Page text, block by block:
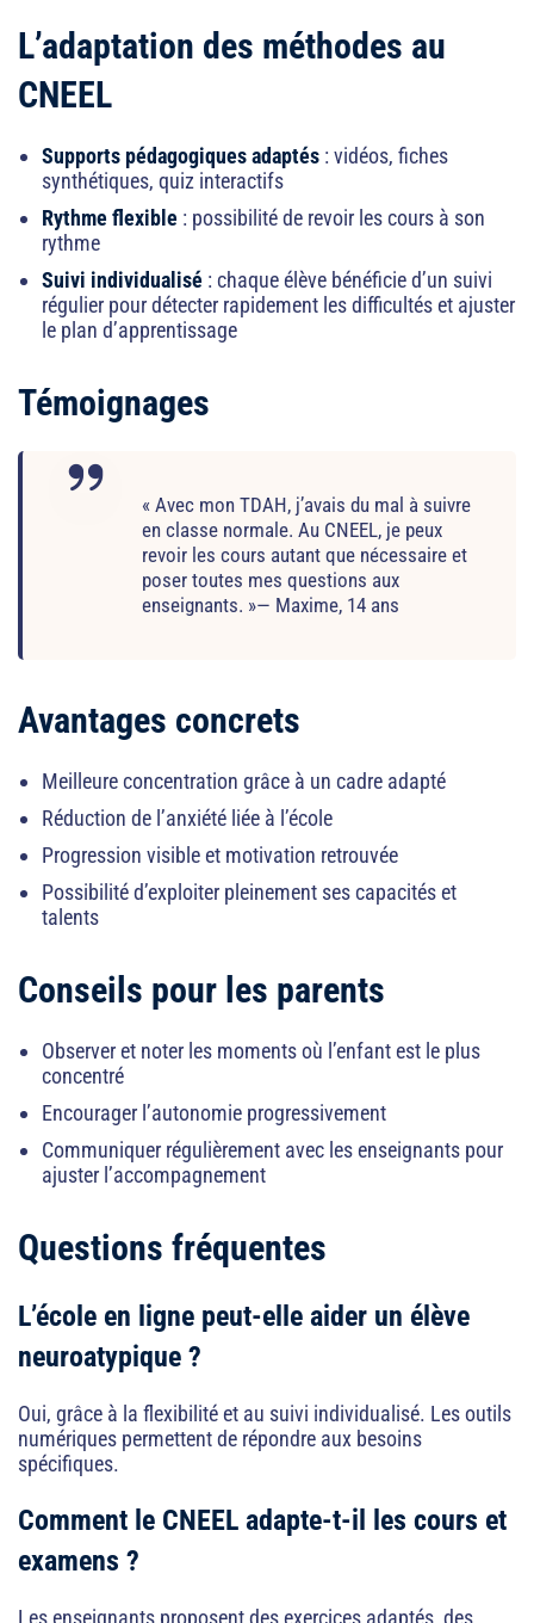
L’adaptation des méthodes au
CNEEL
Supports pédagogiques adaptés : vidéos, fiches
synthétiques, quiz interactifs
Rythme flexible : possibilité de revoir les cours à son
rythme
Suivi individualisé : chaque élève bénéficie d’un suivi
régulier pour détecter rapidement les difficultés et ajuster
le plan d’apprentissage
Témoignages
« Avec mon TDAH, j’avais du mal à suivre
en classe normale. Au CNEEL, je peux
revoir les cours autant que nécessaire et
poser toutes mes questions aux
enseignants. »— Maxime, 14 ans
Avantages concrets
Meilleure concentration grâce à un cadre adapté
Réduction de l’anxiété liée à l’école
Progression visible et motivation retrouvée
Possibilité d’exploiter pleinement ses capacités et
talents
Conseils pour les parents
Observer et noter les moments où l’enfant est le plus
concentré
Encourager l’autonomie progressivement
Communiquer régulièrement avec les enseignants pour
ajuster l’accompagnement
Questions fréquentes
L’école en ligne peut-elle aider un élève
neuroatypique ?
Oui, grâce à la flexibilité et au suivi individualisé. Les outils
numériques permettent de répondre aux besoins
spécifiques.
Comment le CNEEL adapte-t-il les cours et
examens ?
Les enseignants proposent des exercices adaptés, des